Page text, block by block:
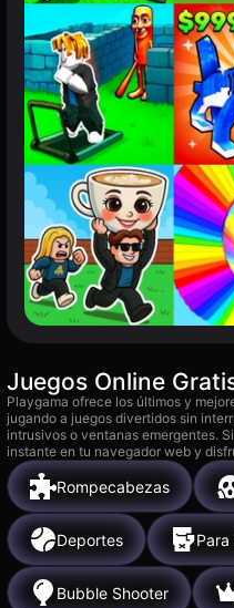
Juegos Online
Playgama ofrece los últimos y
jugando a juegos divertidos sin
intrusivos o ventanas emergentes.
instante en tu navegador web y
Rompecabezas
Deportes
Bubble Shooter